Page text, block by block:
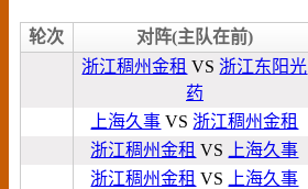
轮次 对阵(主队在前)
浙江稠州金租 VS 浙江东阳光
药
上海久事 VS 浙江稠州金租
浙江稠州金租 VS 上海久事
浙江稠州金租 VS 上海久事